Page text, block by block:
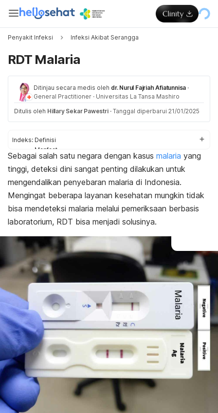
Penyakit Infeksi Infeksi Akibat Serangga
RDT Malaria
Ditinjau secara medis oleh dr. Nurul Fajriah Afiatunnisa ·
General Practitioner · Universitas La Tansa Mashiro
Ditulis oleh Hillary Sekar Pawestri · Tanggal diperbarui 21/01/2025
Indeks: Definisi
Manfaat
Kekurangan
Prosedur
Akurasi
Sebagai salah satu negara dengan kasus malaria yang
tinggi, deteksi dini sangat penting dilakukan untuk
mengendalikan penyebaran malaria di Indonesia.
Mengingat beberapa layanan kesehatan mungkin tidak
bisa mendeteksi malaria melalui pemeriksaan berbasis
laboratorium, RDT bisa menjadi solusinya.